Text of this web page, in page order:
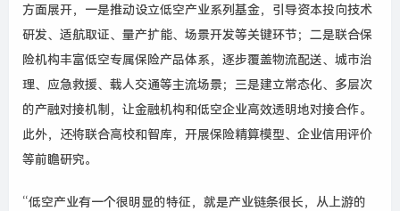
方面展开，一是推动设立低空产业系列基金，引导资本投向技术
研发、适航取证、量产扩能、场景开发等关键环节；二是联合保
险机构丰富低空专属保险产品体系，逐步覆盖物流配送、城市治
理、应急救援、载人交通等主流场景；三是建立常态化、多层次
的产融对接机制，让金融机构和低空企业高效透明地对接合作。
此外，还将联合高校和智库，开展保险精算模型、企业信用评价
等前瞻研究。
“低空产业有一个很明显的特征，就是产业链条很长，从上游的